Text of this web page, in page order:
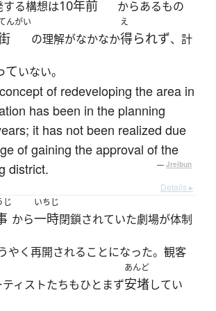
する構想は10年前 からあるもの
んがい
の理解がなかなか
え
得られず、計
ていない。
of redeveloping the area in
has been in the planning
it has not been realized due
of gaining the approval of the
district.
— Jreibun
Details ▸
じ
から
いちじ
一時閉鎖されていた劇場が体制
やく再開されることになった。観客
ィストたちもひとまず
あんど
安堵してい